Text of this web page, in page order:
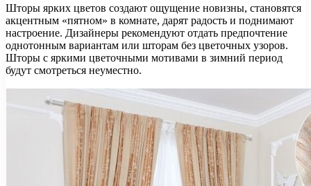
Шторы ярких цветов создают ощущение новизны, становятся
акцентным «пятном» в комнате, дарят радость и поднимают
настроение. Дизайнеры рекомендуют отдать предпочтение
однотонным вариантам или шторам без цветочных узоров.
Шторы с яркими цветочными мотивами в зимний период
будут смотреться неуместно.